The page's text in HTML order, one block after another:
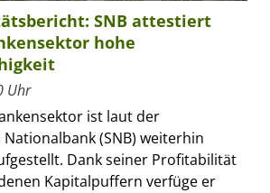
SNB attestiert
hohe
Uhr
ist laut der
(SNB) weiterhin
Dank seiner Profitabilität
Kapitalpuffern verfüge er